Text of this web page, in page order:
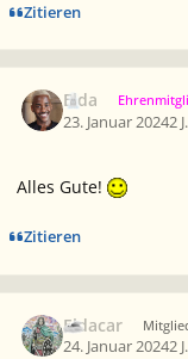
Zitieren
Elda
23. Januar 20242 J.
Alles Gute!
Zitieren
Eldacar
24. Januar 20242 J.